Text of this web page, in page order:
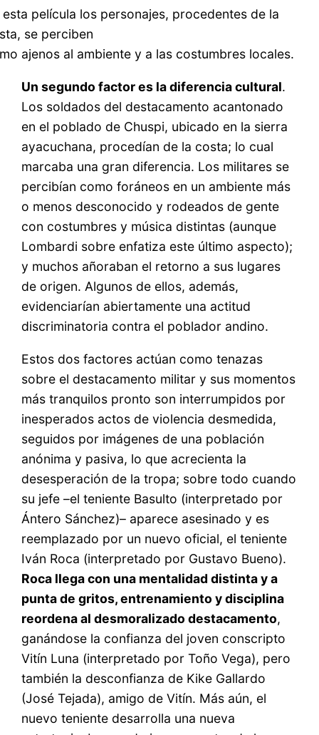
esta película los personajes, procedentes de la
se perciben
ajenos al ambiente y a las costumbres locales.
Un segundo factor es la diferencia cultural.
Los soldados del destacamento acantonado
en el poblado de Chuspi, ubicado en la sierra
ayacuchana, procedían de la costa; lo cual
marcaba una gran diferencia. Los militares se
percibían como foráneos en un ambiente más
o menos desconocido y rodeados de gente
con costumbres y música distintas (aunque
Lombardi sobre enfatiza este último aspecto);
y muchos añoraban el retorno a sus lugares
de origen. Algunos de ellos, además,
evidenciarían abiertamente una actitud
discriminatoria contra el poblador andino.
Estos dos factores actúan como tenazas
sobre el destacamento militar y sus momentos
más tranquilos pronto son interrumpidos por
inesperados actos de violencia desmedida,
seguidos por imágenes de una población
anónima y pasiva, lo que acrecienta la
desesperación de la tropa; sobre todo cuando
su jefe –el teniente Basulto (interpretado por
Ántero Sánchez)– aparece asesinado y es
reemplazado por un nuevo oficial, el teniente
Iván Roca (interpretado por Gustavo Bueno).
Roca llega con una mentalidad distinta y a
punta de gritos, entrenamiento y disciplina
reordena al desmoralizado destacamento,
ganándose la confianza del joven conscripto
Vitín Luna (interpretado por Toño Vega), pero
también la desconfianza de Kike Gallardo
(José Tejada), amigo de Vitín. Más aún, el
nuevo teniente desarrolla una nueva